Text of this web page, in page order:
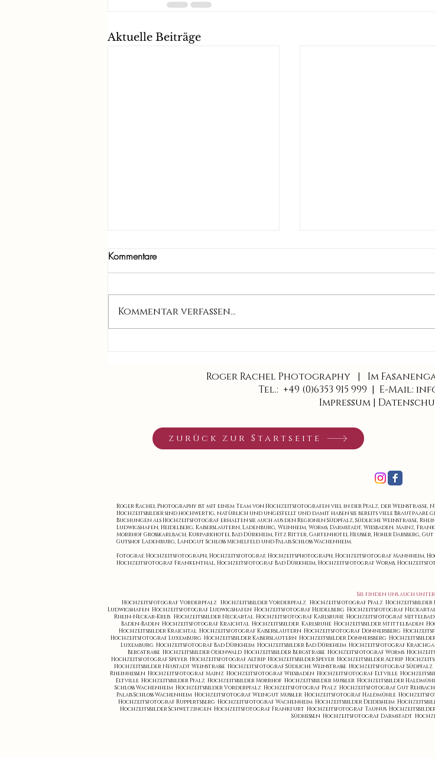
Aktuelle Beiträge
Kommentare
Kommentar verfassen...
Roger Rachel Photography | Im
Tel.: +49 (0)6353 915 999 | E-Mail:
Impressum |
zurück zur Startseite
Roger Rachel Photography ist mit einem Team von Hochzeitsfotografen viel in der Pfalz, der Weinstraße,
Hochzeitsbilder sind hochwertig, natürlich und ungestellt und damit haben sie bereits viele
Buchungen als Hochzeitsfotograf erhalten sie auch aus den Regionen Südpfalz, Südliche Weinstraße,
Ludwigshafen, Heidelberg, Kaiserslautern, Ladenburg, Weinheim, Worms, Darmstadt, Wiesbaden, Mainz,
Morrhof Grosskarlbach, Kurparkhotel Bad Dürkheim, Fitz Ritter, Gartenhotel Heusser, Hoher Darsberg, Gut
Gutshof Ladenburg, Landgut Schloss Michelfeld und Palais Schloss Wachenheim.
Fotograf, Hochzeitsfotograph, Hochzeitsfotograf, Hochzeitsphotograph, Hochzeitsfotograf Mannheim,
Hochzeitsfotograf Frankenthal, Hochzeitsfotograf Bad Dürkheim, Hochzeitsfotograf Worms,
Sie finden uns auch unter:
Hochzeitsfotograf Vorderpfalz Hochzeitsbilder Vorderpfalz Hochzeitsfotograf Pfalz Hochzeitsbilder
Ludwigshafen Hochzeitsfotograf Ludwigshafen Hochzeitsfotograf Heidelberg Hochzeitsfotograf
Rhein-Neckar-Kreis Hochzeitsbilder Neckartal Hochzeitsfotograf Karlsruhe Hochzeitsfotograf
Baden-Baden Hochzeitsfotograf Kraichtal Hochzeitsbilder Karlsruhe Hochzeitsbilder Mtittelbaden
Hochzeitsbilder Kraichtal Hochzeitsfotograf Kaiserslautern Hochzeitsfotograf Donnersberg
Hochzeitsfotograf Luxemburg Hochzeitsbilder Kaiserslautern Hochzeitsbilder Donnersberg
Luxemburg Hochzeitsfotograf Bad Dürkheim Hochzeitsbilder Bad Dürkheim Hochzeitsfotograf
Bergstrasse Hochzeitsbilder Odenwald Hochzeitsbilder Bergstrasse Hochzeitsfotograf Worms
Hochzeitsfotograf Speyer Hochzeitsfotograf Altrip Hochzeitsbilder Speyer Hochzeitsbilder Altrip
Hochzeitsbilder Neustadt Weinstrasse Hochzeitsfotograf Südliche Weinstrasse Hochzeitsfotograf Südpfalz
Rheinhessen Hochzeitsfotograf Mainz Hochzeitsfotograf Wiesbaden Hochzeitsfotograf Eltville
Eltville Hochzeitsbilder Pfalz Hochzeitsbilder Morrhof Hochzeitsbilder Mussler Hochzeitsbilder
Schloss Wachenheim Hochzeitsbilder Vorderpfalz Hochzeitsfotograf Pfalz Hochzeitsfotograf Gut Rehbach
Palais Schloss Wachenheim Hochzeitsfotograf Weingut Mussler Hochzeitsfotograf Haldmühle
Hochzeitsfotograf Ruppertsberg Hochzeitsfotograf Wachenheim Hochzeitsbilder Deidesheim
Hochzeitsbilder Schwetzingen Hochzeitsfotograf Frankfurt Hochzeitsfotograf Taunus
Südhessen Hochzeitsfotograf Darmstadt